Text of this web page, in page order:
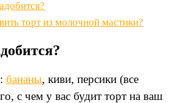
торт из молочной мастики?
бананы, киви, персики (все
с чем у вас будит торт на ваш